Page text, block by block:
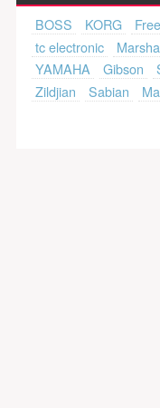
BOSS KORG
tc electronic
YAMAHA
Gibson
Zildjian
Sabian